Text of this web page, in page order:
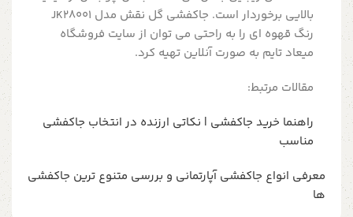
بالایی برخوردار است. جاکفشی گل نقش مدل JK28001
رنگ قهوه ای را به راحتی می توان از سایت فروشگاه
میعاد تایم به صورت آنلاین تهیه کرد.
مقالات مرتبط:
راهنما خرید جاکفشی | نکاتی ارزنده در انتخاب جاکفشی
مناسب
معرفی انواع جاکفشی آپارتمانی و بررسی متنوع ترین جاکفشی
ها